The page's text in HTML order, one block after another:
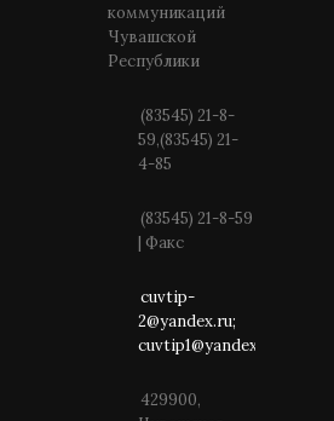
коммуникаций
Чувашской
Республики
(83545) 21-8-
59,(83545) 21-
4-85
(83545) 21-8-59
| Факс
cuvtip-
2@yandex.ru;
cuvtip1@yandex.ru
429900,